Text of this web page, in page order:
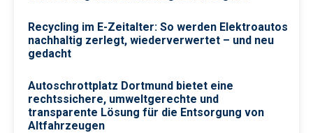
Recycling im E-Zeitalter: So werden Elektroautos
nachhaltig zerlegt, wiederverwertet – und neu
gedacht
Autoschrottplatz Dortmund bietet eine
rechtssichere, umweltgerechte und
transparente Lösung für die Entsorgung von
Altfahrzeugen